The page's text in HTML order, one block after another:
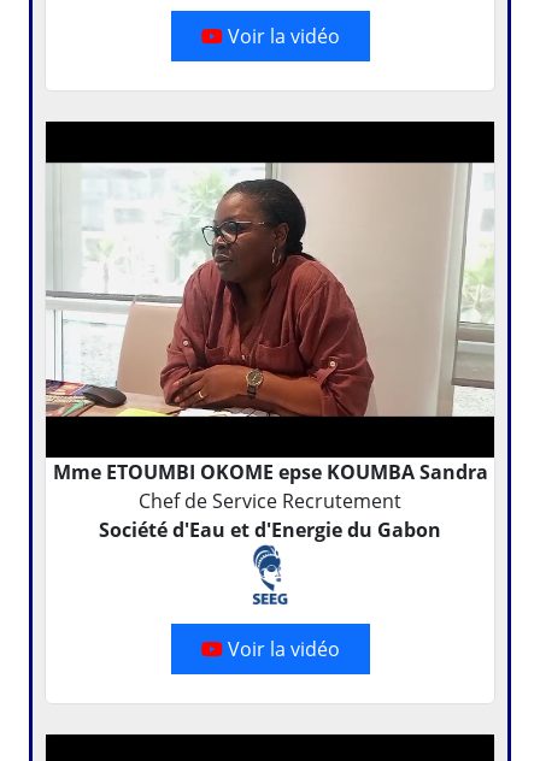
Voir la vidéo
Mme ETOUMBI OKOME epse KOUMBA Sandra
Chef de Service Recrutement
Société d'Eau et d'Energie du Gabon
Voir la vidéo